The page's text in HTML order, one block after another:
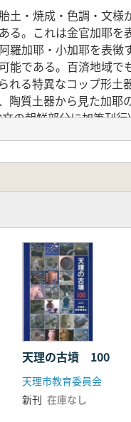
・焼成・色調・文
。これは金官加耶
加耶・小加耶を表徴
能である。百済地域
れる特異なコップ形
陶質土器から見た加
の朝鮮部分に加筆刊行)
天理の古墳 100
天理市教育委員会
新刊 在庫なし